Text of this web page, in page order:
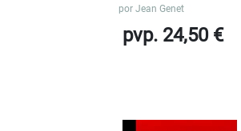
por Jean Genet
pvp. 24,50 €